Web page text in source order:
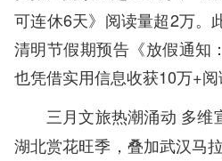
可连休6天》阅读量超2万。
清明节假期预告《放假通知
也凭借实用信息收获10万+阅
三月文旅热潮涌动 多维
湖北赏花旺季，叠加武汉马